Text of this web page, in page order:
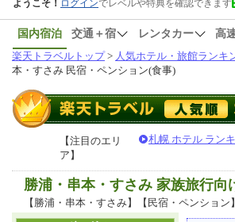
国内宿泊 交通＋宿 レンタカー 高
楽天トラベルトップ> 人気ホテル・旅館ランキ
本・すさみ 民宿・ペンション(食事)
【注目のエリ
ア】
札幌 ホテル ラン
勝浦・串本・すさみ 家族旅行
【勝浦・串本・すさみ】【民宿・ペンショ